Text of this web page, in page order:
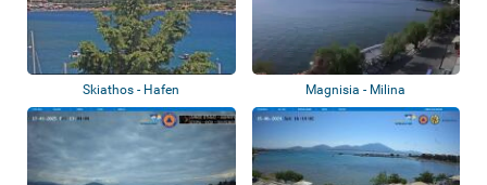
Skiathos - Hafen Magnisia - Milina